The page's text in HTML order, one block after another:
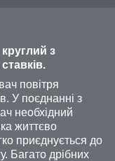
з
повітря
У поєднанні з
необхідний
життєво
приєднується до
Багато дрібних